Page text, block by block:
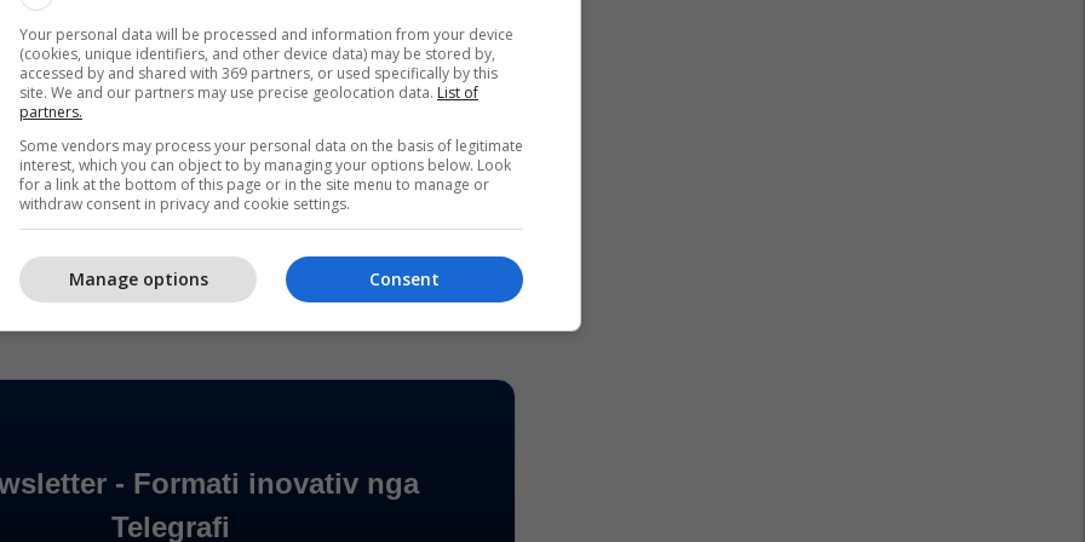
gjitha marrëveshjeve të mëparshme, përfshirë
është kusht që si Kosova ashtu edhe Serbia të
e tyre evropiane”, thuhet në përgjigjen e BE-
ka theksuar se “sipas Nenit 4 të Marrëveshjes së
pajtuar që të mos e kundërshtojë anëtarësimin e
e Evropës”.
Your personal data will be processed and information from your device
(cookies, unique identifiers, and other device data) may be stored by,
accessed by and shared with 369 partners, or used specifically by this
site. We and our partners may use precise geolocation data. List of
partners.
Some vendors may process your personal data on the basis of legitimate
interest, which you can object to by managing your options below. Look
for a link at the bottom of this page or in the site menu to manage or
withdraw consent in privacy and cookie settings.
Consent
Manage options